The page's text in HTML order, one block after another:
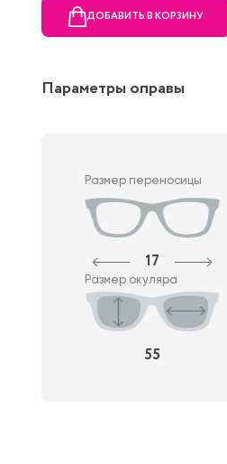
ДОБАВИТЬ В КОРЗИНУ
Параметры оправы
Размер переносицы
17
Размер окуляра
55